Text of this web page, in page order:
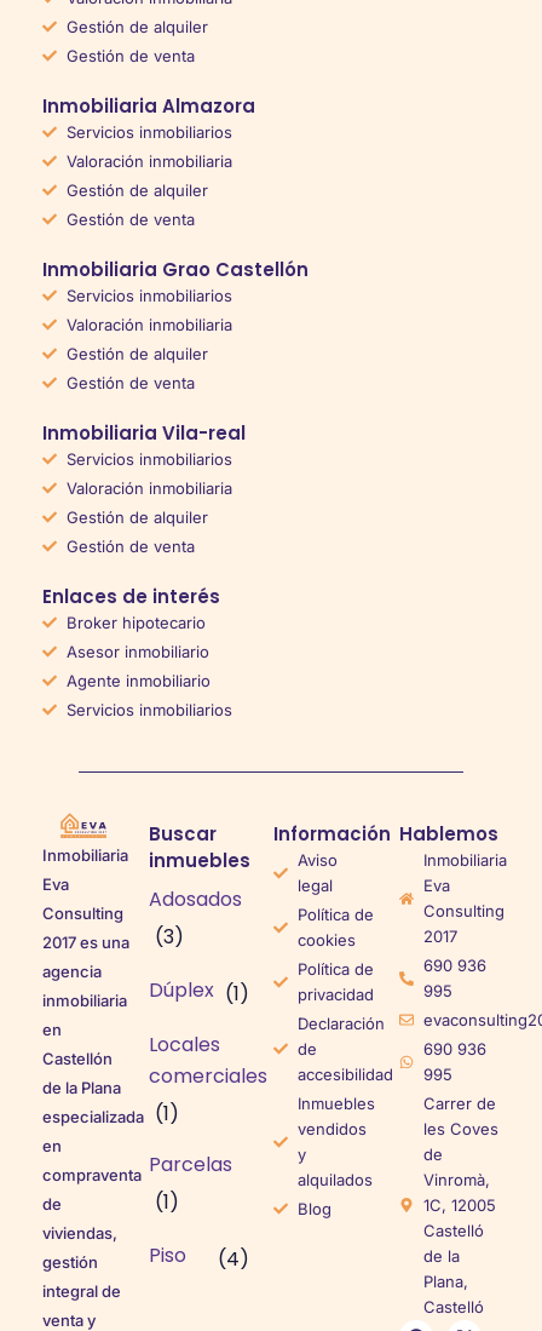
Gestión de alquiler
Gestión de venta
Inmobiliaria Almazora
Servicios inmobiliarios
Valoración inmobiliaria
Gestión de alquiler
Gestión de venta
Inmobiliaria Grao Castellón
Servicios inmobiliarios
Valoración inmobiliaria
Gestión de alquiler
Gestión de venta
Inmobiliaria Vila-real
Servicios inmobiliarios
Valoración inmobiliaria
Gestión de alquiler
Gestión de venta
Enlaces de interés
Broker hipotecario
Asesor inmobiliario
Agente inmobiliario
Servicios inmobiliarios
Inmobiliaria
Eva
Consulting
2017 es una
agencia
inmobiliaria
en
Castellón
de la Plana
especializada
en
compraventa
de
viviendas,
gestión
integral de
venta y
Buscar
inmuebles
Adosados
(3)
Dúplex (1)
Locales
comerciales
(1)
Parcelas
(1)
Piso
(4)
Información
Aviso
legal
Política de
cookies
Política de
privacidad
Declaración
de
accesibilidad
Inmuebles
vendidos
y
alquilados
Blog
Hablemos
Inmobiliaria
Eva
Consulting
2017
690 936
995
690 936
995
Carrer de
les Coves
de
Vinromà,
1C, 12005
Castelló
de la
Plana,
Castelló